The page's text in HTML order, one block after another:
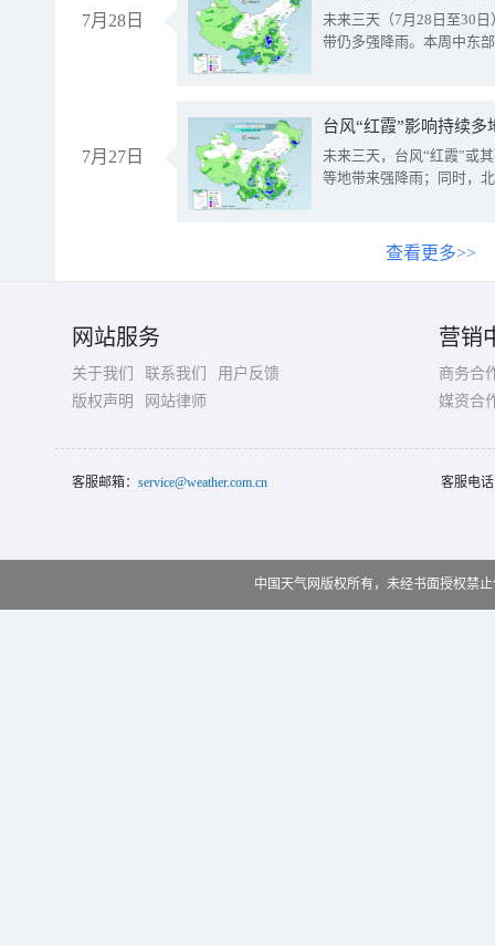
7月28日
未来三天（7月28日至30
带仍多强降雨。本周中东
7月27日
台风“红霞”影响持续
未来三天，台风“红霞”或
等地带来强降雨；同时，
查看更多>>
网站服务
关于我们 联系我们
用户反馈
版权声明
网站律师
营销
商务合
媒资合
客服邮箱： service@weather.com.cn 客服电
中国天气网版权所有，未经书面授权